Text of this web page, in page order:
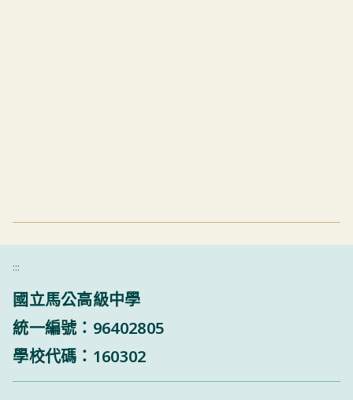
:::
國立馬公高級中學
統一編號：96402805
學校代碼：160302